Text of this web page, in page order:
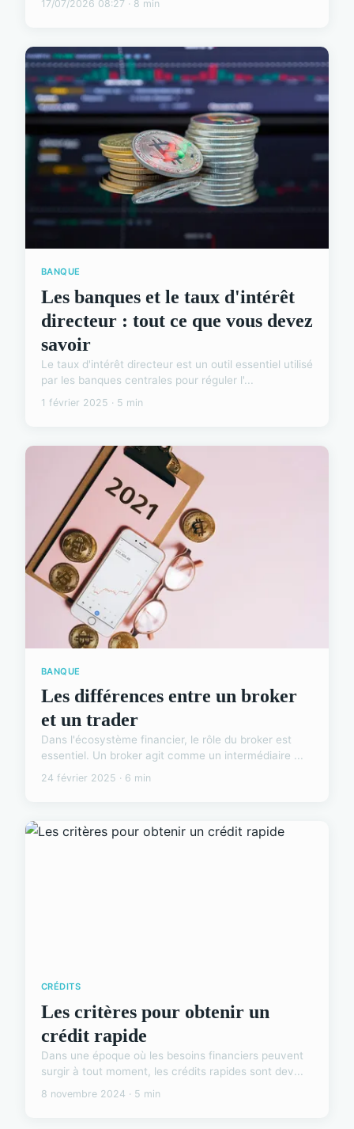
17/07/2026 08:27 · 8 min
BANQUE
Les banques et le taux d'intérêt
directeur : tout ce que vous devez
savoir
Le taux d'intérêt directeur est un outil essentiel utilisé
par les banques centrales pour réguler l'...
1 février 2025 · 5 min
BANQUE
Les différences entre un broker
et un trader
Dans l'écosystème financier, le rôle du broker est
essentiel. Un broker agit comme un intermédiaire ...
24 février 2025 · 6 min
CRÉDITS
Les critères pour obtenir un
crédit rapide
Dans une époque où les besoins financiers peuvent
surgir à tout moment, les crédits rapides sont dev...
8 novembre 2024 · 5 min